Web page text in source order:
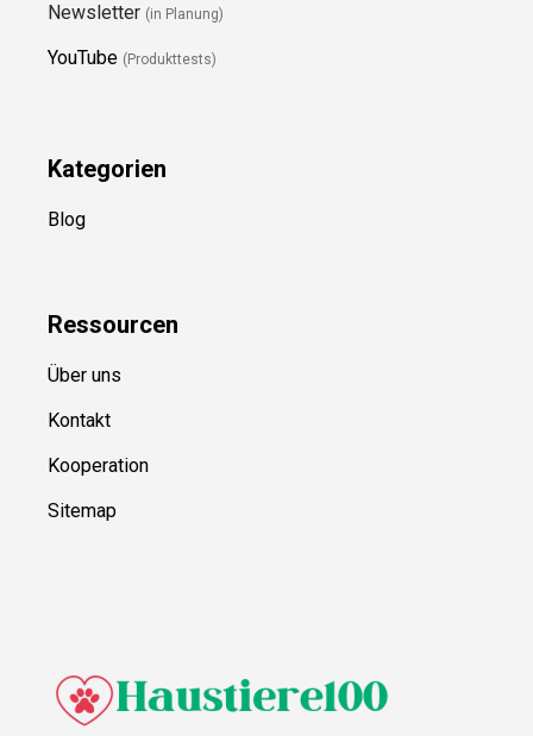
Newsletter (in Planung)
YouTube (Produkttests)
Kategorien
Blog
Ressourcen
Über uns
Kontakt
Kooperation
Sitemap